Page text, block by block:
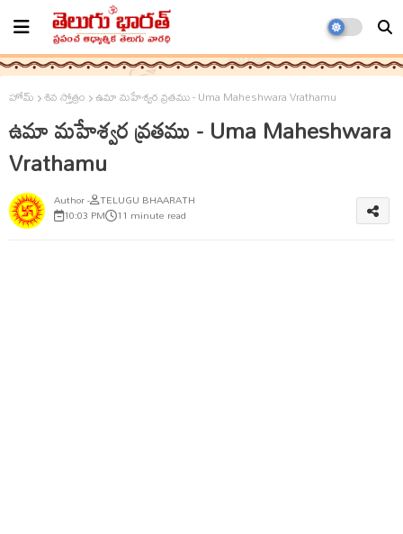
హోమ్ శివ స్తోత్రం ఉమా మహేశ్వర వ్రతము - Uma Maheshwara Vrathamu
ఉమా మహేశ్వర వ్రతము - Uma Maheshwara
Vrathamu
TELUGU BHAARATH
10:03 PM 11 minute read